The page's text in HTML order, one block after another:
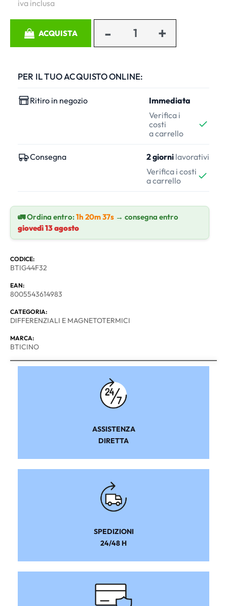
iva inclusa
ACQUISTA
PER IL TUO ACQUISTO ONLINE:
Ritiro in negozio
Immediata
Verifica i
costi
a carrello
Consegna 2 giorni lavorativi
Verifica i costi
a carrello
🚛 Ordina entro:1h 20m 36s → consegna entro
giovedì 13 agosto
CODICE:
BTIG44F32
EAN:
8005543614983
CATEGORIA:
DIFFERENZIALI E MAGNETOTERMICI
MARCA:
BTICINO
ASSISTENZA
DIRETTA
SPEDIZIONI
24/48 H